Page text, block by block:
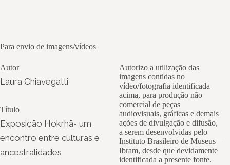
Para envio de imagens/vídeos
Autor
Laura Chiavegatti
Título
Exposição Hokrhã- um
encontro entre culturas e
ancestralidades
Autorizo a utilização das
imagens contidas no
vídeo/fotografia identificada
acima, para produção não
comercial de peças
audiovisuais, gráficas e demais
ações de divulgação e difusão,
a serem desenvolvidas pelo
Instituto Brasileiro de Museus –
Ibram, desde que devidamente
identificada a presente fonte.